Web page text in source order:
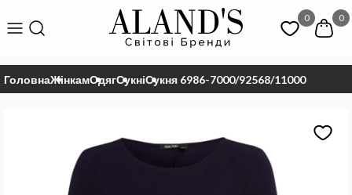
0 0
ГоловнаЖінкамОдягСукніСукня 6986-7000/92568/11000